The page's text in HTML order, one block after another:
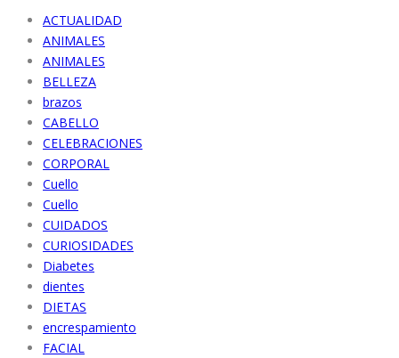
ACTUALIDAD
ANIMALES
ANIMALES
BELLEZA
brazos
CABELLO
CELEBRACIONES
CORPORAL
Cuello
Cuello
CUIDADOS
CURIOSIDADES
Diabetes
dientes
DIETAS
encrespamiento
FACIAL